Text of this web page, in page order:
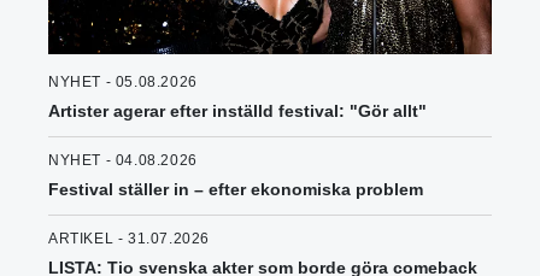
NYHET - 05.08.2026
Artister agerar efter inställd festival: "Gör allt"
NYHET - 04.08.2026
Festival ställer in – efter ekonomiska problem
ARTIKEL - 31.07.2026
LISTA: Tio svenska akter som borde göra comeback